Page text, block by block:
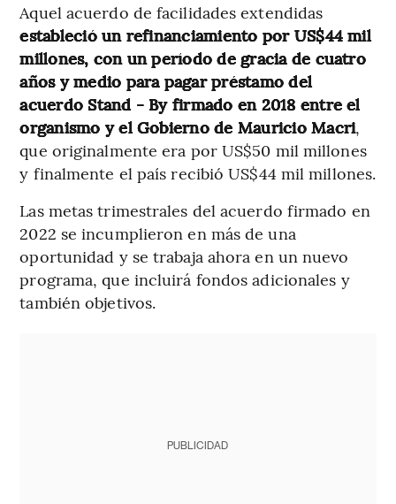
Aquel acuerdo de facilidades extendidas
estableció un refinanciamiento por US$44 mil
millones, con un período de gracia de cuatro
años y medio para pagar préstamo del
acuerdo Stand - By firmado en 2018 entre el
organismo y el Gobierno de Mauricio Macri,
que originalmente era por US$50 mil millones
y finalmente el país recibió US$44 mil millones.
Las metas trimestrales del acuerdo firmado en
2022 se incumplieron en más de una
oportunidad y se trabaja ahora en un nuevo
programa, que incluirá fondos adicionales y
también objetivos.
PUBLICIDAD